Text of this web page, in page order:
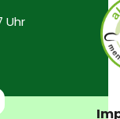
Uhr